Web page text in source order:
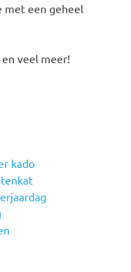
met een geheel
veel meer!
kado